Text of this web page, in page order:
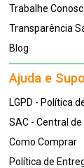
Trabalhe
Transparência
Blog
Ajuda e
LGPD - Política
SAC - Central
Como Comprar
Política de